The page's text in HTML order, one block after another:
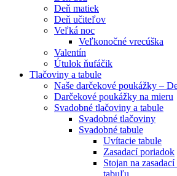
Deň matiek
Deň učiteľov
Veľká noc
Veľkonočné vrecúška
Valentín
Útulok ňufáčik
Tlačoviny a tabule
Naše darčekové poukážky –
Darčekové poukážky na mieru
Svadobné tlačoviny a tabule
Svadobné tlačoviny
Svadobné tabule
Uvítacie tabule
Zasadací poriadok
Stojan na
tabuľu